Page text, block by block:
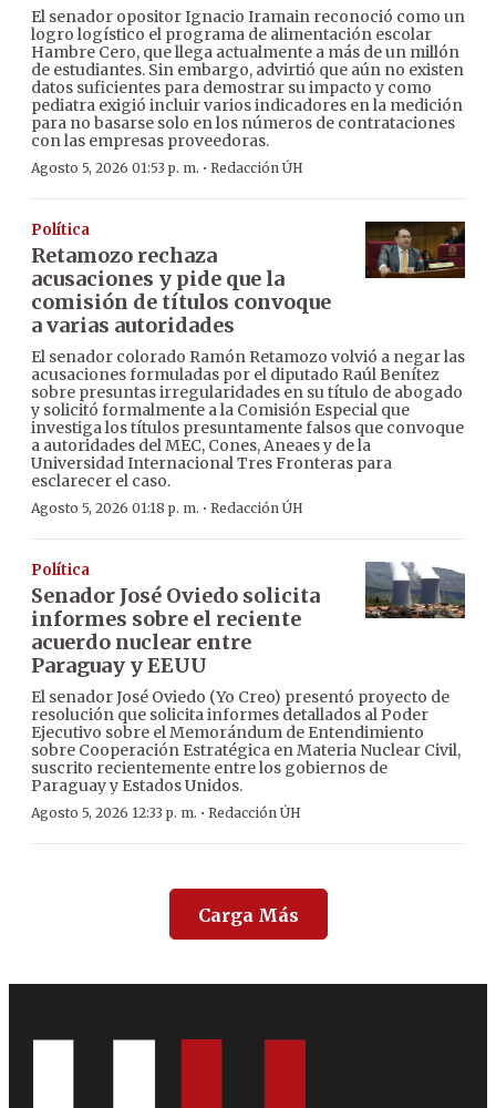
El senador opositor Ignacio Iramain reconoció como un
logro logístico el programa de alimentación escolar
Hambre Cero, que llega actualmente a más de un millón
de estudiantes. Sin embargo, advirtió que aún no existen
datos suficientes para demostrar su impacto y como
pediatra exigió incluir varios indicadores en la medición
para no basarse solo en los números de contrataciones
con las empresas proveedoras.
Agosto 5, 2026 01:53 p. m. · Redacción ÚH
Política
Retamozo rechaza
acusaciones y pide que la
comisión de títulos convoque
a varias autoridades
El senador colorado Ramón Retamozo volvió a negar las
acusaciones formuladas por el diputado Raúl Benítez
sobre presuntas irregularidades en su título de abogado
y solicitó formalmente a la Comisión Especial que
investiga los títulos presuntamente falsos que convoque
a autoridades del MEC, Cones, Aneaes y de la
Universidad Internacional Tres Fronteras para
esclarecer el caso.
Agosto 5, 2026 01:18 p. m. · Redacción ÚH
Política
Senador José Oviedo solicita
informes sobre el reciente
acuerdo nuclear entre
Paraguay y EEUU
El senador José Oviedo (Yo Creo) presentó proyecto de
resolución que solicita informes detallados al Poder
Ejecutivo sobre el Memorándum de Entendimiento
sobre Cooperación Estratégica en Materia Nuclear Civil,
suscrito recientemente entre los gobiernos de
Paraguay y Estados Unidos.
Agosto 5, 2026 12:33 p. m. · Redacción ÚH
Carga Más